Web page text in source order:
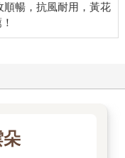
暢，抗風耐用，黃花